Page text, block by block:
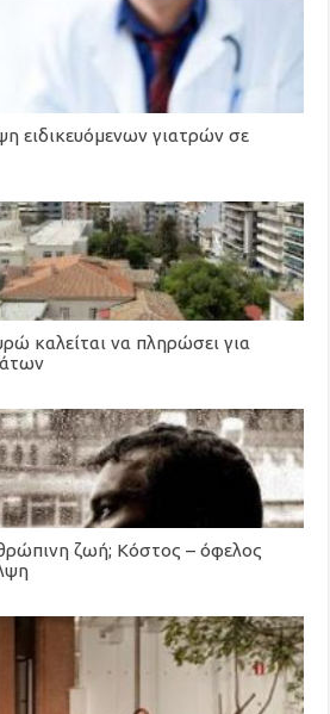
ειδικευόμενων γιατρών σε
καλείται να πληρώσει για
ζωή; Κόστος – όφελος